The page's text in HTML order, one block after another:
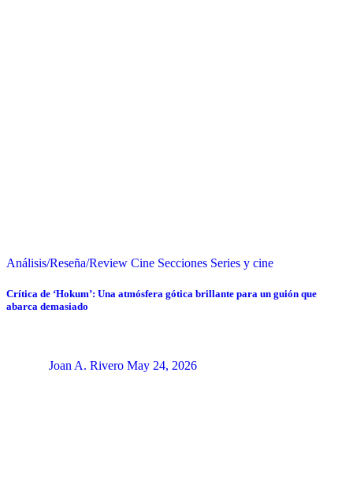
Análisis/Reseña/Review Cine Secciones Series y cine
Crítica de ‘Hokum’: Una atmósfera gótica brillante para un guión que
abarca demasiado
Joan A. Rivero May 24, 2026